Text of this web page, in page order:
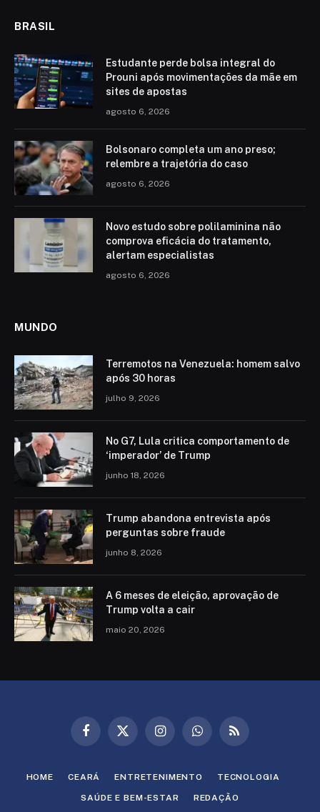
BRASIL
Estudante perde bolsa integral do
Prouni após movimentações da mãe em
sites de apostas
agosto 6, 2026
Bolsonaro completa um ano preso;
relembre a trajetória do caso
agosto 6, 2026
Novo estudo sobre polilaminina não
comprova eficácia do tratamento,
alertam especialistas
agosto 6, 2026
MUNDO
Terremotos na Venezuela: homem salvo
após 30 horas
julho 9, 2026
No G7, Lula critica comportamento de
‘imperador’ de Trump
junho 18, 2026
Trump abandona entrevista após
perguntas sobre fraude
junho 8, 2026
A 6 meses de eleição, aprovação de
Trump volta a cair
maio 20, 2026
Facebook
X
InstagramWhatsAppRSS
HOME CEARÁ ENTRETENIMENTO TECNOLOGIA
SAÚDE E BEM-ESTAR REDAÇÃO